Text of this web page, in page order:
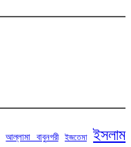
আল্লামা বাবুনগরী ইজতেমা ইসলাম